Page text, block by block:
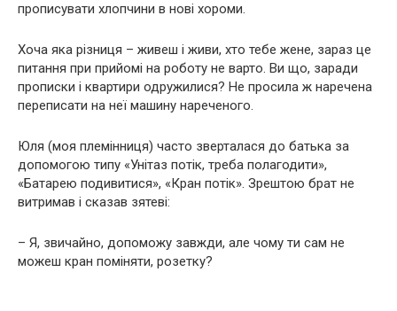
прописувати хлопчини в нові хороми.
Хоча яка різниця – живеш і живи, хто тебе жене, зараз це
питання при прийомі на роботу не варто. Ви що, заради
прописки і квартири одружилися? Не просила ж наречена
переписати на неї машину нареченого.
Юля (моя племінниця) часто зверталася до батька за
допомогою типу «Унітаз потік, треба полагодити»,
«Батарею подивитися», «Кран потік». Зрештою брат не
витримав і сказав зятеві:
– Я, звичайно, допоможу завжди, але чому ти сам не
можеш кран поміняти, розетку?